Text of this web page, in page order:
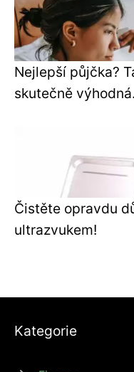
Nejlepší půjčka?
skutečně
Čistěte opravdu
ultrazvukem!
Kategorie